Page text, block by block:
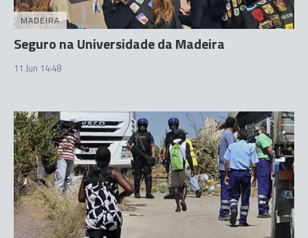
MADEIRA
Seguro na Universidade da Madeira
11 Jun 14:48